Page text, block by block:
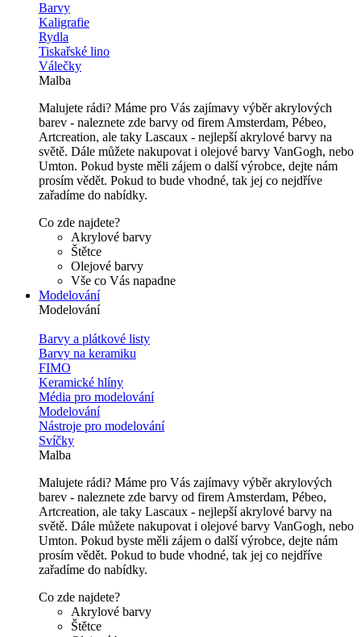
Barvy
Kaligrafie
Rydla
Tiskařské lino
Válečky
Malba
Malujete rádi? Máme pro Vás zajímavy výběr akrylových
barev - naleznete zde barvy od firem Amsterdam, Pébeo,
Artcreation, ale taky Lascaux - nejlepší akrylové barvy na
světě. Dále můžete nakupovat i olejové barvy VanGogh, nebo
Umton. Pokud byste měli zájem o další výrobce, dejte nám
prosím vědět. Pokud to bude vhodné, tak jej co nejdříve
zařadíme do nabídky.
Co zde najdete?
Akrylové barvy
Štětce
Olejové barvy
Vše co Vás napadne
Modelování
Modelování
Barvy a plátkové listy
Barvy na keramiku
FIMO
Keramické hlíny
Média pro modelování
Modelování
Nástroje pro modelování
Svíčky
Malba
Malujete rádi? Máme pro Vás zajímavy výběr akrylových
barev - naleznete zde barvy od firem Amsterdam, Pébeo,
Artcreation, ale taky Lascaux - nejlepší akrylové barvy na
světě. Dále můžete nakupovat i olejové barvy VanGogh, nebo
Umton. Pokud byste měli zájem o další výrobce, dejte nám
prosím vědět. Pokud to bude vhodné, tak jej co nejdříve
zařadíme do nabídky.
Co zde najdete?
Akrylové barvy
Štětce